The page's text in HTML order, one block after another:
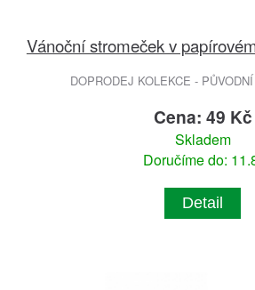
Vánoční stromeček v
DOPRODEJ KOLEKCE -
Cena: 49 Kč
Skladem
Doručíme do:
Detail